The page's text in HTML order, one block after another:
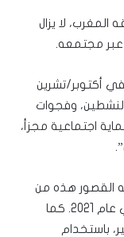
لا يزال
مجتمعه.
أكتوبر/تشرين
النشطين، وفجوات
اجتماعية مجزأ،
القصور هذه من
خلال نموذج تنموي جديد تم الإعلان عنه في عام 2021. كما
باستخدام